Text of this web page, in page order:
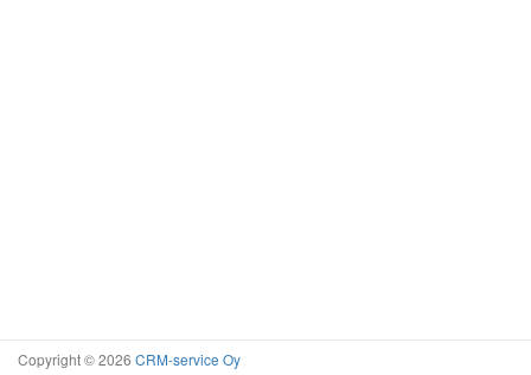
Copyright © 2026 CRM-service Oy